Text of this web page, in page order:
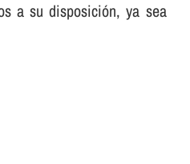
a su disposición, ya sea